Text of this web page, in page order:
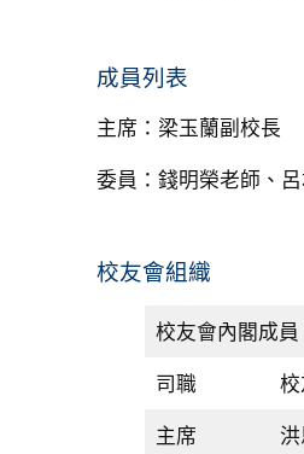
成員列表
主席：梁玉蘭副校長
委員：錢明榮老師、
校友會組織
校友會內閣成員
司職 校
主席